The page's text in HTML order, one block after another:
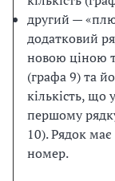
другий —
додатковий
новою ціною
(графа 9) та
кількість, що у
першому
10). Рядок
номер.